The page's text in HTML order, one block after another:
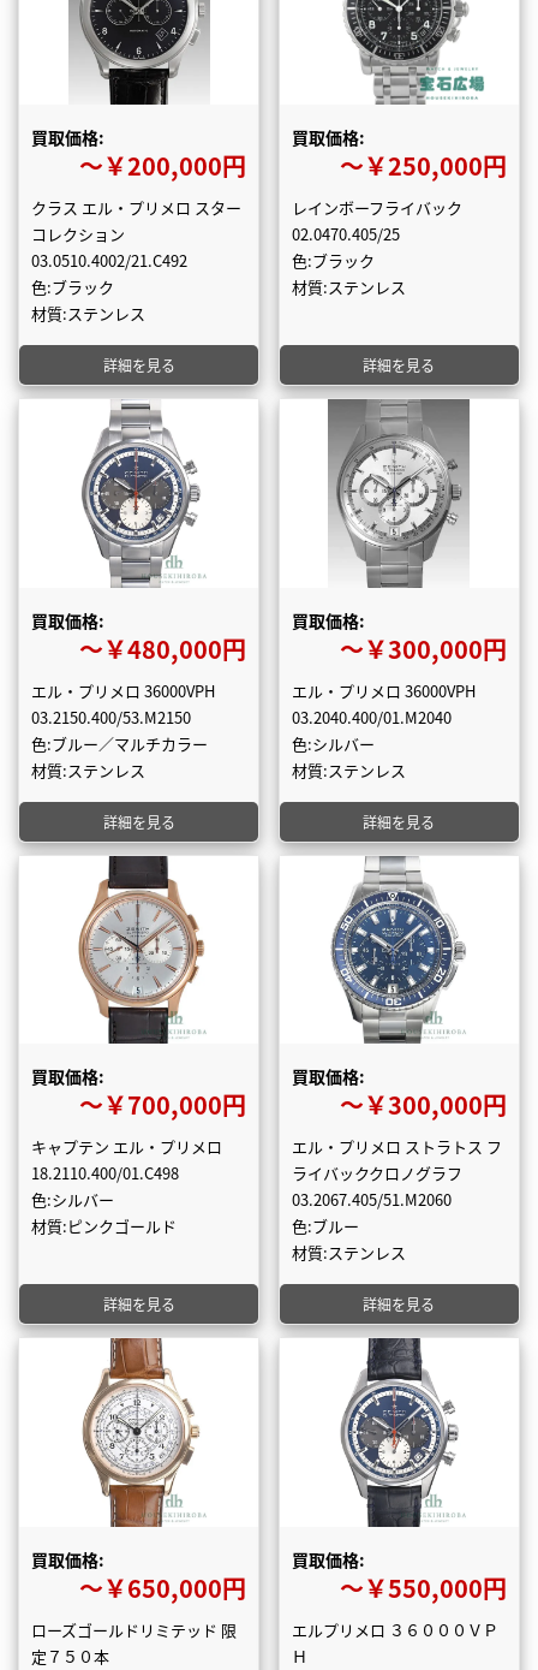
買取価格:
〜￥200,000円
クラス エル・プリメロ スター
コレクション
03.0510.4002/21.C492
色:ブラック
材質:ステンレス
詳細を見る
買取価格:
〜￥250,000円
レインボーフライバック
02.0470.405/25
色:ブラック
材質:ステンレス
詳細を見る
買取価格:
〜￥480,000円
エル・プリメロ 36000VPH
03.2150.400/53.M2150
色:ブルー／マルチカラー
材質:ステンレス
詳細を見る
買取価格:
〜￥300,000円
エル・プリメロ 36000VPH
03.2040.400/01.M2040
色:シルバー
材質:ステンレス
詳細を見る
買取価格:
〜￥700,000円
キャプテン エル・プリメロ
18.2110.400/01.C498
色:シルバー
材質:ピンクゴールド
詳細を見る
買取価格:
〜￥300,000円
エル・プリメロ ストラトス フ
ライバッククロノグラフ
03.2067.405/51.M2060
色:ブルー
材質:ステンレス
詳細を見る
買取価格:
〜￥650,000円
ローズゴールドリミテッド 限
定７５０本
買取価格:
〜￥550,000円
エルプリメロ ３６０００ＶＰ
Ｈ